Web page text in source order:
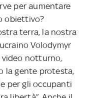
per aumentare
obiettivo?
terra, la nostra
Volodymyr
video notturno,
la gente protesta,
per gli occupanti